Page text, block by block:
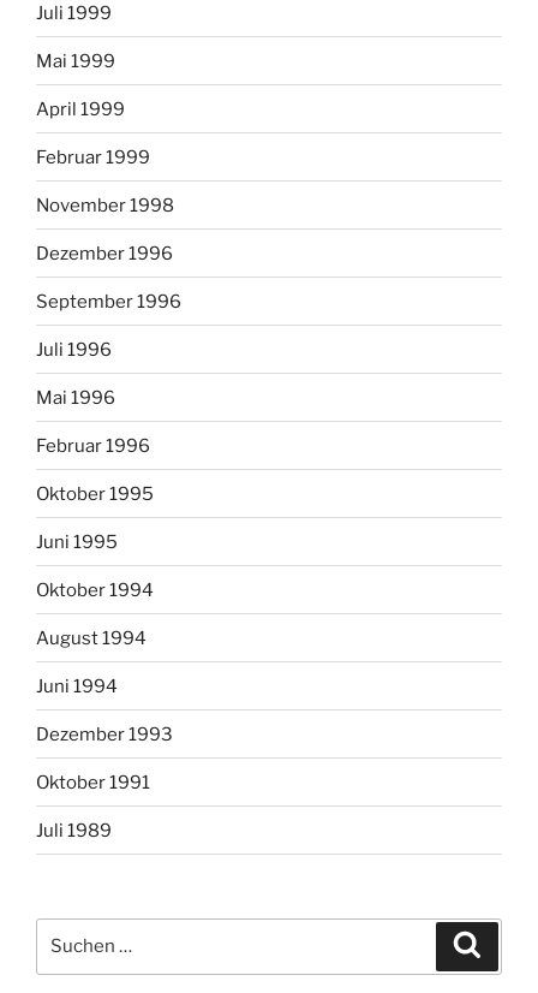
Juli 1999
Mai 1999
April 1999
Februar 1999
November 1998
Dezember 1996
September 1996
Juli 1996
Mai 1996
Februar 1996
Oktober 1995
Juni 1995
Oktober 1994
August 1994
Juni 1994
Dezember 1993
Oktober 1991
Juli 1989
nach: